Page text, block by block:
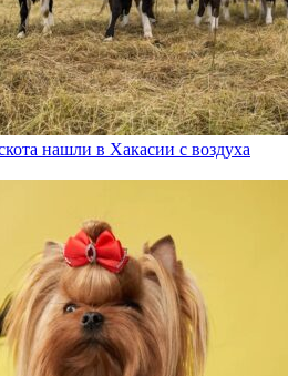
нашли в Хакасии с воздуха